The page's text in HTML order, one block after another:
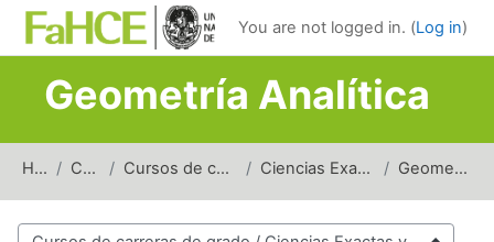
Skip to main content
You are not logged in. (Log in)
Geometría Analítica
Home Courses Cursos de carreras de grado Ciencias Exactas y Naturales Geometría Analítica